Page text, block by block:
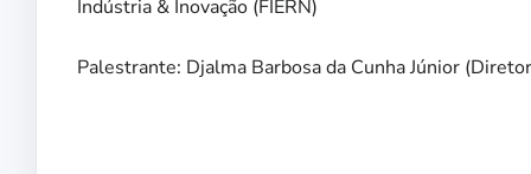
Indústria & Inovação (FIERN)
Palestrante: Djalma Barbosa da Cunha Júnior